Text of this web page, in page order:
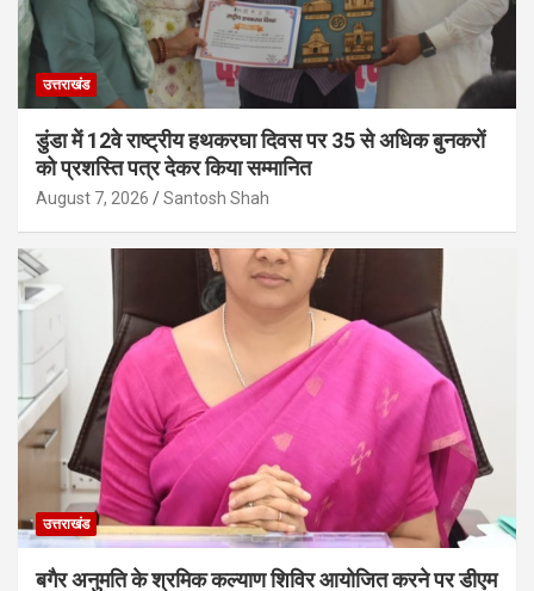
उत्तराखंड
डुंडा में 12वे राष्ट्रीय हथकरघा दिवस पर 35 से अधिक बुनकरों
को प्रशस्ति पत्र देकर किया सम्मानित
August 7, 2026 Santosh Shah
उत्तराखंड
बगैर अनुमति के श्रमिक कल्याण शिविर आयोजित करने पर डीएम